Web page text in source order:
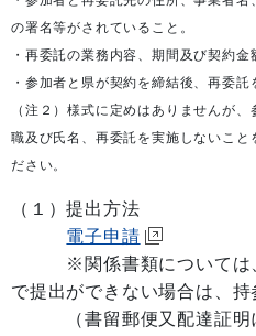
の署名等がされていること。
・再委託の業務内容、期間及び契約金
・参加者と県が契約を締結後、再委託
（注２）様式に定めはありませんが
職及び氏名、再委託を実施しないこと
ださい。
（１）提出方法
電子申請
※関係書類については、
で提出ができない場合は、持
（書留郵便又配達証明に